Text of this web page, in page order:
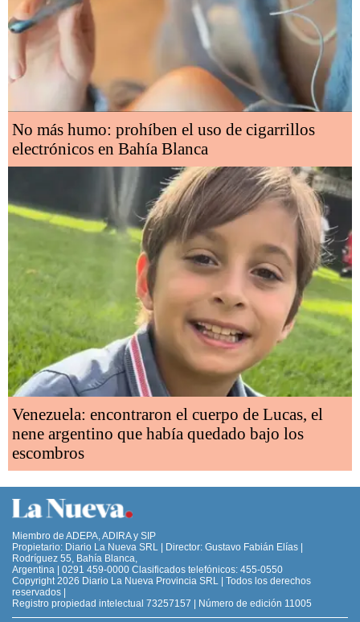
No más humo: prohíben el uso de cigarrillos
electrónicos en Bahía Blanca
Venezuela: encontraron el cuerpo de Lucas, el
nene argentino que había quedado bajo los
escombros
Miembro de ADEPA, ADIRA y SIP
Propietario: Diario La Nueva SRL | Director: Gustavo Fabián Elías |
Rodríguez 55, Bahía Blanca,
Argentina | 0291 459-0000 Clasificados telefónicos: 455-0550
Copyright 2026 Diario La Nueva Provincia SRL | Todos los derechos
reservados |
Registro propiedad intelectual 73257157 | Número de edición 11005